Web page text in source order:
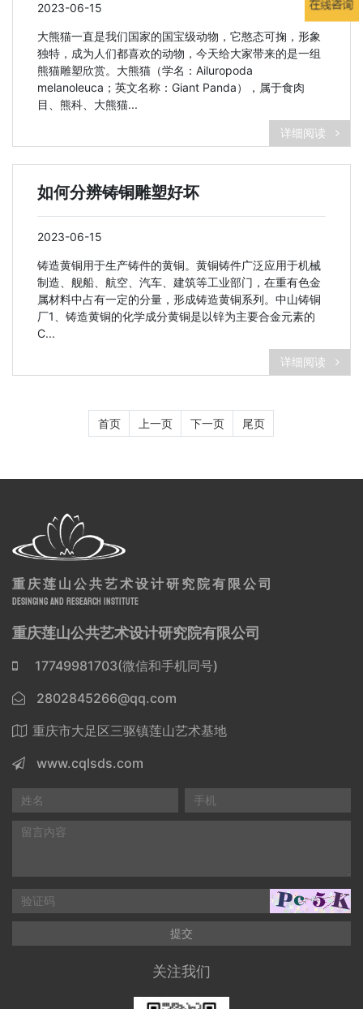
2023-06-15
大熊猫一直是我们国家的国宝级动物，它憨态可掬，形象
独特，成为人们都喜欢的动物，今天给大家带来的是一组
熊猫雕塑欣赏。大熊猫（学名：Ailuropoda
melanoleuca；英文名称：Giant Panda），属于食肉
目、熊科、大熊猫...
详细阅读
如何分辨铸铜雕塑好坏
2023-06-15
铸造黄铜用于生产铸件的黄铜。黄铜铸件广泛应用于机械
制造、舰船、航空、汽车、建筑等工业部门，在重有色金
属材料中占有一定的分量，形成铸造黄铜系列。中山铸铜
厂1、铸造黄铜的化学成分黄铜是以锌为主要合金元素的
C...
详细阅读
首页 上一页 下一页 尾页
重庆莲山公共艺术设计研究院有限公司
DESINGING AND RESEARCH INSTITUTE
重庆莲山公共艺术设计研究院有限公司
17749981703(微信和手机同号)
2802845266@qq.com
重庆市大足区三驱镇莲山艺术基地
www.cqlsds.com
提交
关注我们